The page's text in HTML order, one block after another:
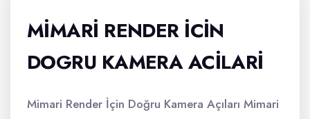
MIMARI RENDER İCIN
DOGRU KAMERA ACILARI
Mimari Render İçin Doğru Kamera Açıları Mimari